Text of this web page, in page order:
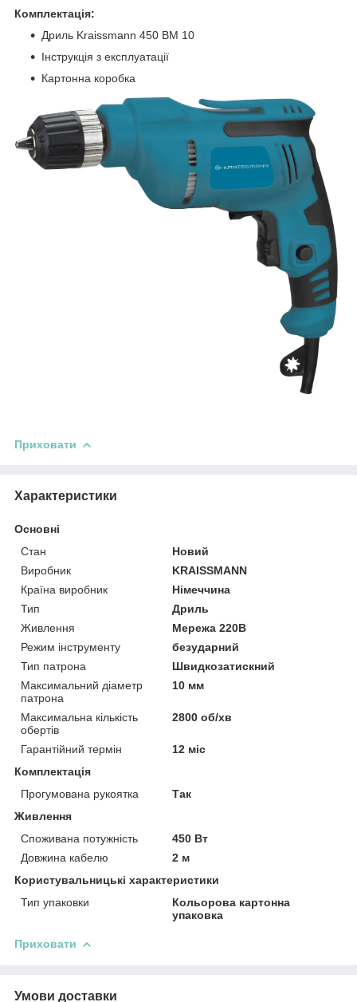
Комплектація:
Дриль Kraissmann 450 BM 10
Інструкція з експлуатації
Картонна коробка
Приховати
Характеристики
Основні
Стан
Новий
Виробник
KRAISSMANN
Країна виробник
Німеччина
Тип
Дриль
Живлення
Мережа 220В
Режим інструменту
безударний
Тип патрона
Швидкозатискний
Максимальний діаметр
патрона
10 мм
Максимальна кількість
обертів
2800 об/хв
Гарантійний термін
12 міс
Комплектація
Прогумована рукоятка
Так
Живлення
Споживана потужність
450 Вт
Довжина кабелю
2 м
Користувальницькі характеристики
Тип упаковки
Кольорова картонна
упаковка
Приховати
Умови доставки